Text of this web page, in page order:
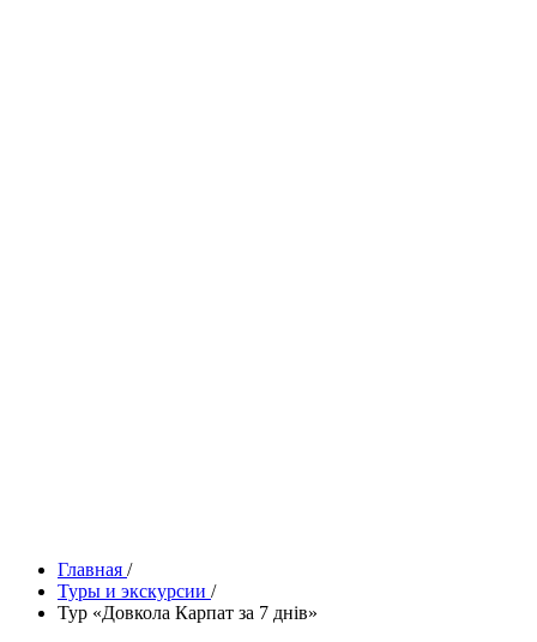
Главная /
Туры и экскурсии /
Тур «Довкола Карпат за 7 днів»